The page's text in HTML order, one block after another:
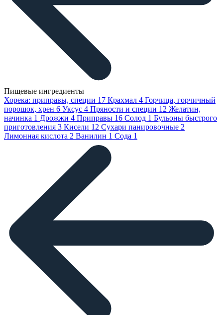
Пищевые ингредиенты
Хорека: приправы, специи 17 Крахмал 4 Горчица, горчичный
порошок, хрен 6 Уксус 4 Пряности и специи 12 Желатин,
начинка 1 Дрожжи 4 Приправы 16 Солод 1 Бульоны быстрого
приготовления 3 Кисели 12 Сухари панировочные 2
Лимонная кислота 2 Ванилин 1 Сода 1